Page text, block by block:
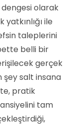
dengesi olarak
ile
taleplerini
belli bir
gerçek
şey salt insana
pratik
tam